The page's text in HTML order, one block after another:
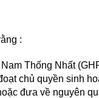
:
Thống Nhất
chủ quyền sinh
đưa về nguyên